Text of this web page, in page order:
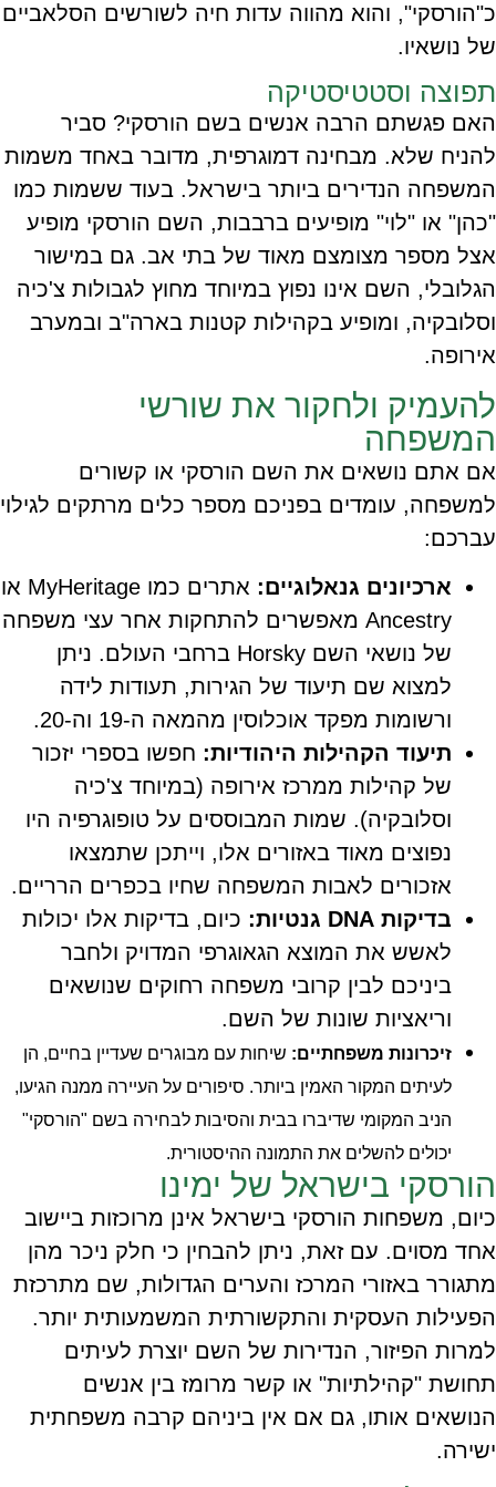
כ"הורסקי", והוא מהווה עדות חיה לשורשים הסלאביים
של נושאיו.
תפוצה וסטטיסטיקה
האם פגשתם הרבה אנשים בשם הורסקי? סביר
להניח שלא. מבחינה דמוגרפית, מדובר באחד משמות
המשפחה הנדירים ביותר בישראל. בעוד ששמות כמו
"כהן" או "לוי" מופיעים ברבבות, השם הורסקי מופיע
אצל מספר מצומצם מאוד של בתי אב. גם במישור
הגלובלי, השם אינו נפוץ במיוחד מחוץ לגבולות צ'כיה
וסלובקיה, ומופיע בקהילות קטנות בארה"ב ובמערב
אירופה.
להעמיק ולחקור את שורשי
המשפחה
אם אתם נושאים את השם הורסקי או קשורים
למשפחה, עומדים בפניכם מספר כלים מרתקים לגילוי
עברכם:
ארכיונים גנאלוגיים:
אתרים כמו MyHeritage או
Ancestry מאפשרים להתחקות אחר עצי משפחה
של נושאי השם Horsky ברחבי העולם. ניתן
למצוא שם תיעוד של הגירות, תעודות לידה
ורשומות מפקד אוכלוסין מהמאה ה-19 וה-20.
תיעוד הקהילות היהודיות: חפשו בספרי יזכור
של קהילות ממרכז אירופה (במיוחד צ'כיה
וסלובקיה). שמות המבוססים על טופוגרפיה היו
נפוצים מאוד באזורים אלו, וייתכן שתמצאו
אזכורים לאבות המשפחה שחיו בכפרים הרריים.
בדיקות DNA גנטיות:
כיום, בדיקות אלו יכולות
לאשש את המוצא הגאוגרפי המדויק ולחבר
ביניכם לבין קרובי משפחה רחוקים שנושאים
וריאציות שונות של השם.
זיכרונות משפחתיים: שיחות עם מבוגרים שעדיין בחיים, הן
לעיתים המקור האמין ביותר. סיפורים על העיירה ממנה הגיעו,
הניב המקומי שדיברו בבית והסיבות לבחירה בשם "הורסקי"
יכולים להשלים את התמונה ההיסטורית.
הורסקי בישראל של ימינו
כיום, משפחות הורסקי בישראל אינן מרוכזות ביישוב
אחד מסוים. עם זאת, ניתן להבחין כי חלק ניכר מהן
מתגורר באזורי המרכז והערים הגדולות, שם מתרכזת
הפעילות העסקית והתקשורתית המשמעותית יותר.
למרות הפיזור, הנדירות של השם יוצרת לעיתים
תחושת "קהילתיות" או קשר מרומז בין אנשים
הנושאים אותו, גם אם אין ביניהם קרבה משפחתית
ישירה.